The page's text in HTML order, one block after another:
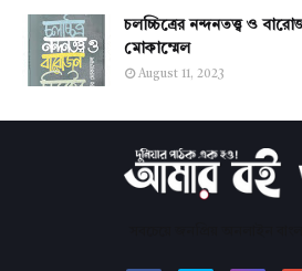
চলচ্চিত্রের নন্দনতত্ত্ব ও
মোকাম্মেল
August 11, 2023